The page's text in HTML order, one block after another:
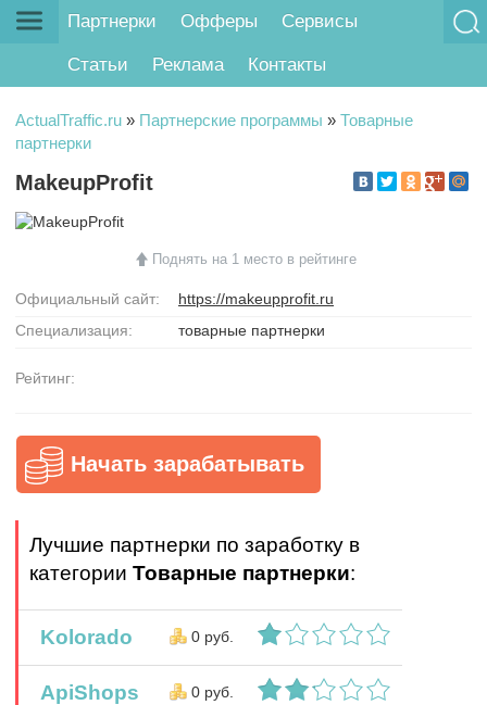
Партнерки Офферы Сервисы
Статьи Реклама Контакты
ActualTraffic.ru » Партнерские программы » Товарные
партнерки
MakeupProfit
Поднять на 1 место в рейтинге
Официальный сайт:
https://makeupprofit.ru
Специализация:
товарные партнерки
Рейтинг:
Начать зарабатывать
Лучшие партнерки по заработку в
категории Товарные партнерки:
Kolorado 0 руб.
ApiShops 0 руб.